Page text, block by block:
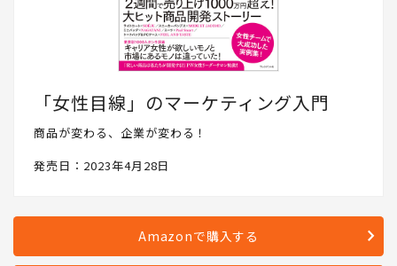
「女性目線」のマーケティング入門
商品が変わる、企業が変わる！
発売日：2023年4月28日
Amazonで購入する